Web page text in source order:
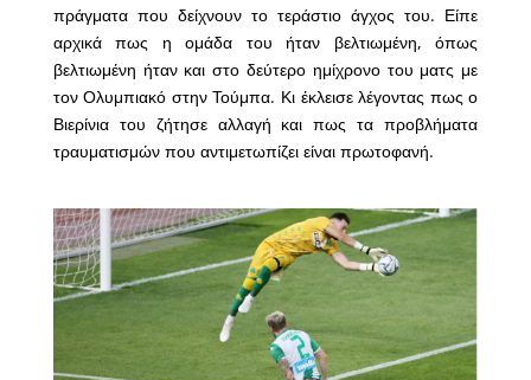
πράγματα που δείχνουν το τεράστιο άγχος του. Είπε
αρχικά πως η ομάδα του ήταν βελτιωμένη, όπως
βελτιωμένη ήταν και στο δεύτερο ημίχρονο του ματς με
τον Ολυμπιακό στην Τούμπα. Κι έκλεισε λέγοντας πως ο
Βιερίνια του ζήτησε αλλαγή και πως τα προβλήματα
τραυματισμών που αντιμετωπίζει είναι πρωτοφανή.